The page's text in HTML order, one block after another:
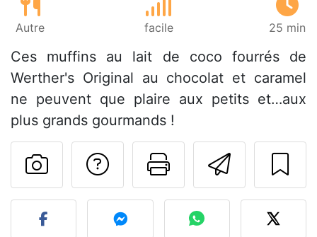
Autre facile 25 min
Ces muffins au lait de coco fourrés de
Werther's Original au chocolat et caramel
ne peuvent que plaire aux petits et…aux
plus grands gourmands !
Imprimer
Poser une
Publier votre photo de